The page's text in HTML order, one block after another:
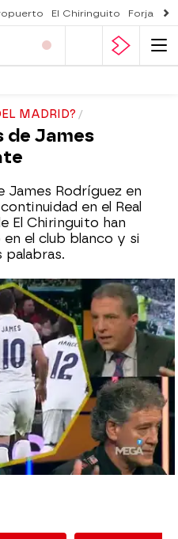
El Chiringuito Forjado
MADRID?
de James
James Rodríguez en
en el Real
El Chiringuito han
el club blanco y si
palabras.
17:22